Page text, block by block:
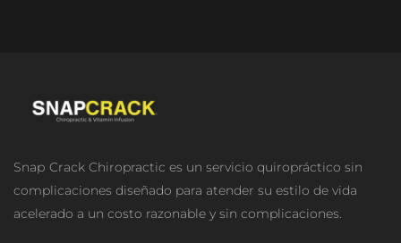
Snар Crасk Chiropractic es un servicio quiropráctico sin
complicaciones diseñado para atender su estilo de vida
acelerado a un costo razonable y sin complicaciones.